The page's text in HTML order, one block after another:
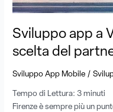
Sviluppo app a
scelta del
Sviluppo App Mobile /
Tempo di Lettura:3 minuti
Firenze è sempre più un
giusto